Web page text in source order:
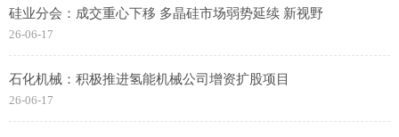
硅业分会：成交重心下移 多晶硅市场弱势延续 新视野
26-06-17
石化机械：积极推进氢能机械公司增资扩股项目
26-06-17